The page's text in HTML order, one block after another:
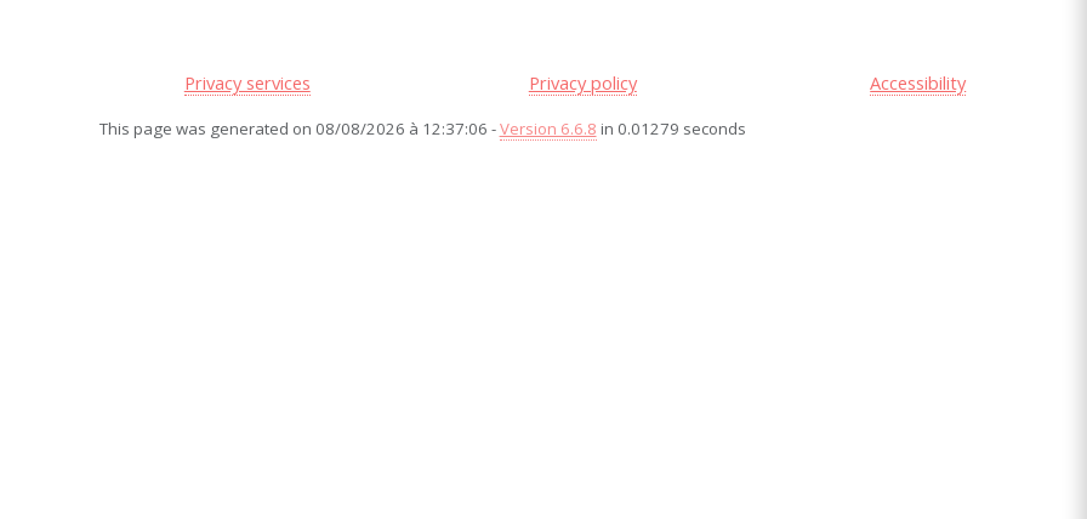
Privacy services Privacy policy Accessibility
This page was generated on 08/08/2026 à 12:37:06 -Version 6.6.8 in 0.01279 seconds